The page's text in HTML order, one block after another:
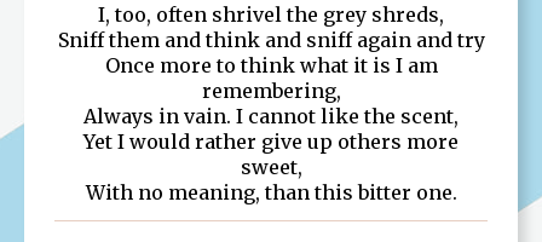
I, too, often shrivel the grey shreds,
Sniff them and think and sniff again and try
Once more to think what it is I am
remembering,
Always in vain. I cannot like the scent,
Yet I would rather give up others more
sweet,
With no meaning, than this bitter one.